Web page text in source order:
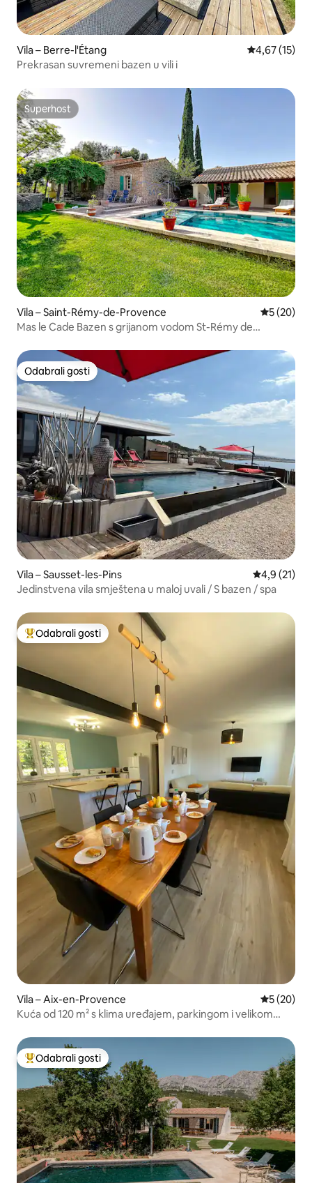
Vila – Berre-l'Étang Prosječna
4,67 (15)
Prekrasan suvremeni bazen u vili i
Superhost
Superhost
Vila – Saint-Rémy-de-Provence Prosječna
5 (20)
Mas le Cade Bazen s grijanom vodom St-Rémy de
Odabrali gosti
Odabrali gosti
Vila – Sausset-les-Pins Prosječna
4,9 (21)
Jedinstvena vila smještena u maloj uvali / S bazen / spa
Među najviše rangiranima s oznakom „Odabrali gosti”
Odabrali gosti
Vila – Aix-en-Provence Prosječna
5 (20)
Kuća od 120 m² s klima uređajem, parkingom i velikom
Među najviše rangiranima s oznakom „Odabrali gosti”
Odabrali gosti